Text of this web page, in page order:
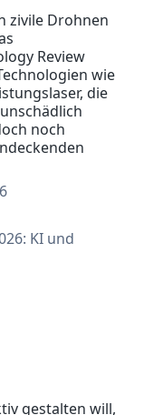
zivile Drohnen
Review
wie
die
noch
KI und
gestalten will,